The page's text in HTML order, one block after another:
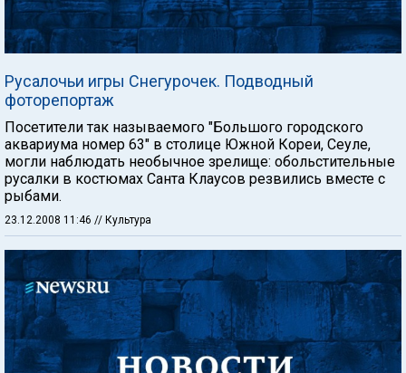
Русалочьи игры Снегурочек. Подводный
фоторепортаж
Посетители так называемого "Большого городского
аквариума номер 63" в столице Южной Кореи, Сеуле,
могли наблюдать необычное зрелище: обольстительные
русалки в костюмах Санта Клаусов резвились вместе с
рыбами.
23.12.2008 11:46 // Культура